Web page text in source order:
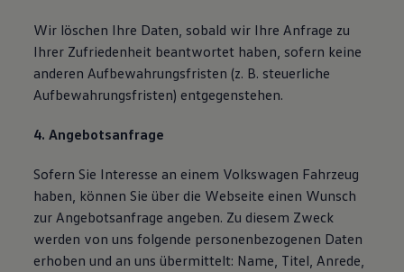
Wir löschen Ihre Daten, sobald wir Ihre Anfrage zu
Ihrer Zufriedenheit beantwortet haben, sofern keine
anderen Aufbewahrungsfristen (z. B. steuerliche
Aufbewahrungsfristen) entgegenstehen.
4. Angebotsanfrage
Sofern Sie Interesse an einem Volkswagen Fahrzeug
haben, können Sie über die Webseite einen Wunsch
zur Angebotsanfrage angeben. Zu diesem Zweck
werden von uns folgende personenbezogenen Daten
erhoben und an uns übermittelt: Name, Titel, Anrede,